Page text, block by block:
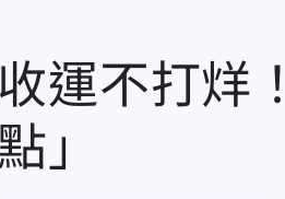
運不打
」